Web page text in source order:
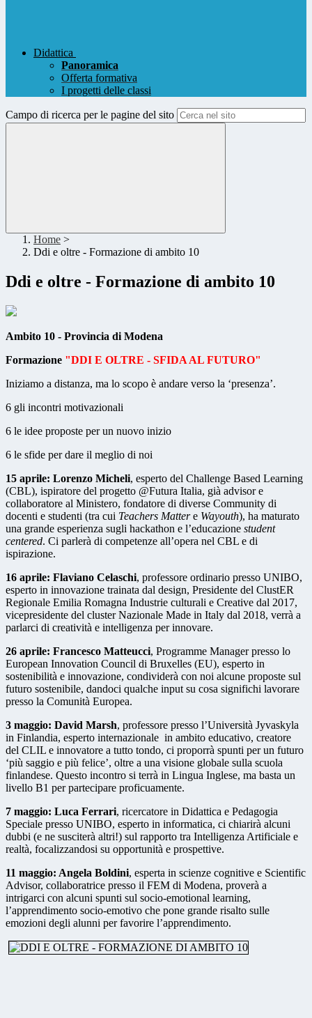
Didattica
Panoramica
Offerta formativa
I progetti delle classi
Campo di ricerca per le pagine del sito
Home >
Ddi e oltre - Formazione di ambito 10
Ddi e oltre - Formazione di ambito 10
Ambito 10 - Provincia di Modena
Formazione "DDI E OLTRE - SFIDA AL FUTURO"
Iniziamo a distanza, ma lo scopo è andare verso la ‘presenza’.
6 gli incontri motivazionali
6 le idee proposte per un nuovo inizio
6 le sfide per dare il meglio di noi
15 aprile: Lorenzo Micheli, esperto del Challenge Based Learning
(CBL), ispiratore del progetto @Futura Italia, già advisor e
collaboratore al Ministero, fondatore di diverse Community di
docenti e studenti (tra cui Teachers Mattere Wayouth), ha maturato
una grande esperienza sugli hackathon e l’educazione student
centered. Ci parlerà di competenze all’opera nel CBL e di
ispirazione.
16 aprile: Flaviano Celaschi, professore ordinario presso UNIBO,
esperto in innovazione trainata dal design, Presidente del ClustER
Regionale Emilia Romagna Industrie culturali e Creative dal 2017,
vicepresidente del cluster Nazionale Made in Italy dal 2018, verrà a
parlarci di creatività e intelligenza per innovare.
26 aprile: Francesco Matteucci, Programme Manager presso lo
European Innovation Council di Bruxelles (EU), esperto in
sostenibilità e innovazione, condividerà con noi alcune proposte sul
futuro sostenibile, dandoci qualche input su cosa significhi lavorare
presso la Comunità Europea.
3 maggio: David Marsh, professore presso l’Università Jyvaskyla
in Finlandia, esperto internazionale in ambito educativo, creatore
del CLIL e innovatore a tutto tondo, ci proporrà spunti per un futuro
‘più saggio e più felice’, oltre a una visione globale sulla scuola
finlandese. Questo incontro si terrà in Lingua Inglese, ma basta un
livello B1 per partecipare proficuamente.
7 maggio: Luca Ferrari, ricercatore in Didattica e Pedagogia
Speciale presso UNIBO, esperto in informatica, ci chiarirà alcuni
dubbi (e ne susciterà altri!) sul rapporto tra Intelligenza Artificiale e
realtà, focalizzandosi su opportunità e prospettive.
11 maggio: Angela Boldini, esperta in scienze cognitive e Scientific
Advisor, collaboratrice presso il FEM di Modena, proverà a
intrigarci con alcuni spunti sul socio-emotional learning,
l’apprendimento socio-emotivo che pone grande risalto sulle
emozioni degli alunni per favorire l’apprendimento.